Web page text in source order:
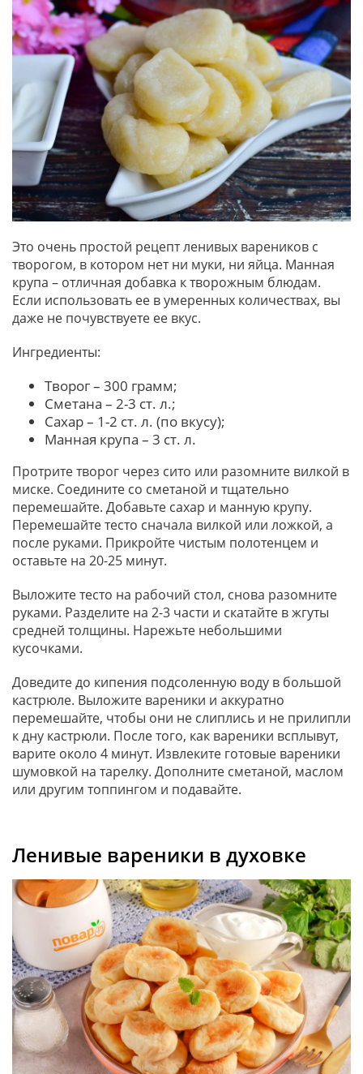
Это очень простой рецепт ленивых вареников с
творогом, в котором нет ни муки, ни яйца. Манная
крупа – отличная добавка к творожным блюдам.
Если использовать ее в умеренных количествах, вы
даже не почувствуете ее вкус.
Ингредиенты:
Творог – 300 грамм;
Сметана – 2-3 ст. л.;
Сахар – 1-2 ст. л. (по вкусу);
Манная крупа – 3 ст. л.
Протрите творог через сито или разомните вилкой в
миске. Соедините со сметаной и тщательно
перемешайте. Добавьте сахар и манную крупу.
Перемешайте тесто сначала вилкой или ложкой, а
после руками. Прикройте чистым полотенцем и
оставьте на 20-25 минут.
Выложите тесто на рабочий стол, снова разомните
руками. Разделите на 2-3 части и скатайте в жгуты
средней толщины. Нарежьте небольшими
кусочками.
Доведите до кипения подсоленную воду в большой
кастрюле. Выложите вареники и аккуратно
перемешайте, чтобы они не слиплись и не прилипли
к дну кастрюли. После того, как вареники всплывут,
варите около 4 минут. Извлеките готовые вареники
шумовкой на тарелку. Дополните сметаной, маслом
или другим топпингом и подавайте.
Ленивые вареники в духовке